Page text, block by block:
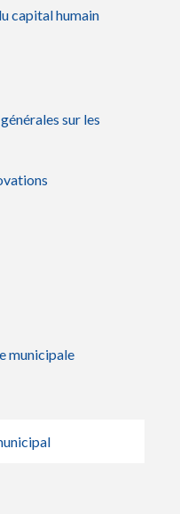
capital humain
sur les
municipale